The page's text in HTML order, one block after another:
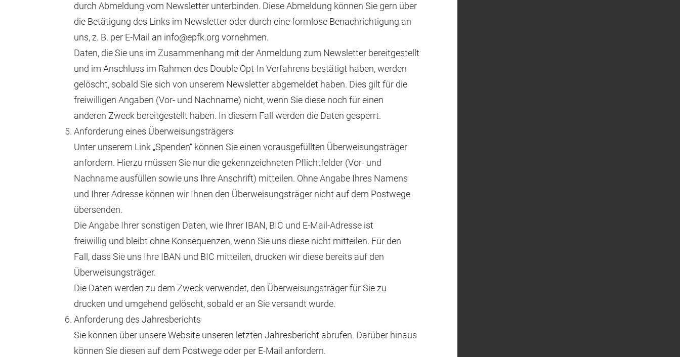
durch Abmeldung vom Newsletter unterbinden. Diese Abmeldung können Sie gern über
die Betätigung des Links im Newsletter oder durch eine formlose Benachrichtigung an
uns, z. B. per E-Mail an info@epfk.org vornehmen.
Daten, die Sie uns im Zusammenhang mit der Anmeldung zum Newsletter bereitgestellt
und im Anschluss im Rahmen des Double Opt-In Verfahrens bestätigt haben, werden
gelöscht, sobald Sie sich von unserem Newsletter abgemeldet haben. Dies gilt für die
freiwilligen Angaben (Vor- und Nachname) nicht, wenn Sie diese noch für einen
anderen Zweck bereitgestellt haben. In diesem Fall werden die Daten gesperrt.
Anforderung eines Überweisungsträgers
Unter unserem Link „Spenden“ können Sie einen vorausgefüllten Überweisungsträger
anfordern. Hierzu müssen Sie nur die gekennzeichneten Pflichtfelder (Vor- und
Nachname ausfüllen sowie uns Ihre Anschrift) mitteilen. Ohne Angabe Ihres Namens
und Ihrer Adresse können wir Ihnen den Überweisungsträger nicht auf dem Postwege
übersenden.
Die Angabe Ihrer sonstigen Daten, wie Ihrer IBAN, BIC und E-Mail-Adresse ist
freiwillig und bleibt ohne Konsequenzen, wenn Sie uns diese nicht mitteilen. Für den
Fall, dass Sie uns Ihre IBAN und BIC mitteilen, drucken wir diese bereits auf den
Überweisungsträger.
Die Daten werden zu dem Zweck verwendet, den Überweisungsträger für Sie zu
drucken und umgehend gelöscht, sobald er an Sie versandt wurde.
Anforderung des Jahresberichts
Sie können über unsere Website unseren letzten Jahresbericht abrufen. Darüber hinaus
können Sie diesen auf dem Postwege oder per E-Mail anfordern.